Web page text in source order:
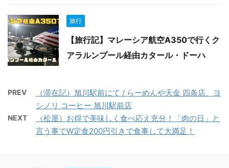
旅行
【旅行記】マレーシア航空A350で行くク
アラルンプール経由カタール・ドーハ
PREV
（滞在記）旭川駅前にて / らーめんや天金 四条店、ヨ
シノリ コーヒー 旭川駅前店
NEXT
（松屋）お得で美味しく食べ応え充分！「肉の日」と
言う事でW定食200円引きで食事して大満足！